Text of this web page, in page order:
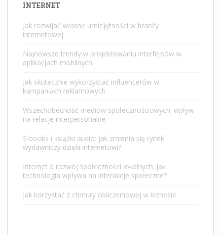
INTERNET
Jak rozwijać własne umiejętności w branży
internetowej
Najnowsze trendy w projektowaniu interfejsów w
aplikacjach mobilnych
Jak skutecznie wykorzystać influencerów w
kampaniach reklamowych
Wszechobecność mediów społecznościowych: wpływ
na relacje interpersonalne
E-books i książki audio: jak zmienia się rynek
wydawniczy dzięki internetowi?
Internet a rozwój społeczności lokalnych: jak
technologia wpływa na interakcje społeczne?
Jak korzystać z chmury obliczeniowej w biznesie